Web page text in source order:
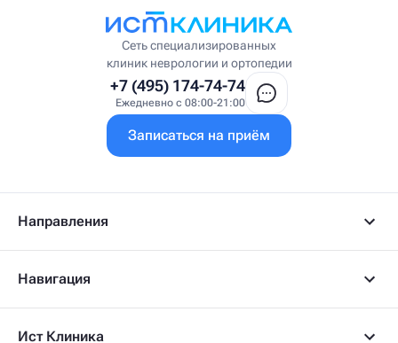
Врач интегративной медицины
Врач первичного приёма
Гастроэнтеролог-гепатолог
Гериатр
Гинеколог
Гирудолог
Сеть специализированных
клиник неврологии и ортопедии
+7 (495) 174-74-74
Ежедневно с 08:00-21:00
Записаться на приём
Направления
Навигация
Ист Клиника